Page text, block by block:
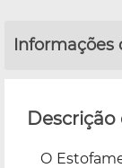
Informações
O